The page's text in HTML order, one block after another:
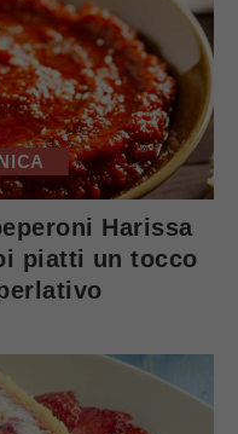
Harissa
piatti un tocco